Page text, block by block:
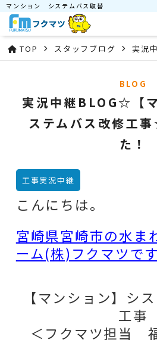
マンション システムバス取替
TOP スタッフブログ 実況
BLOG
実況中継BLOG☆【
ステムバス改修工
た！
工事実況中継
こんにちは。
宮崎県宮崎市の水ま
ーム(株)フクマツです
【マンション】シ
工事
＜フクマツ担当